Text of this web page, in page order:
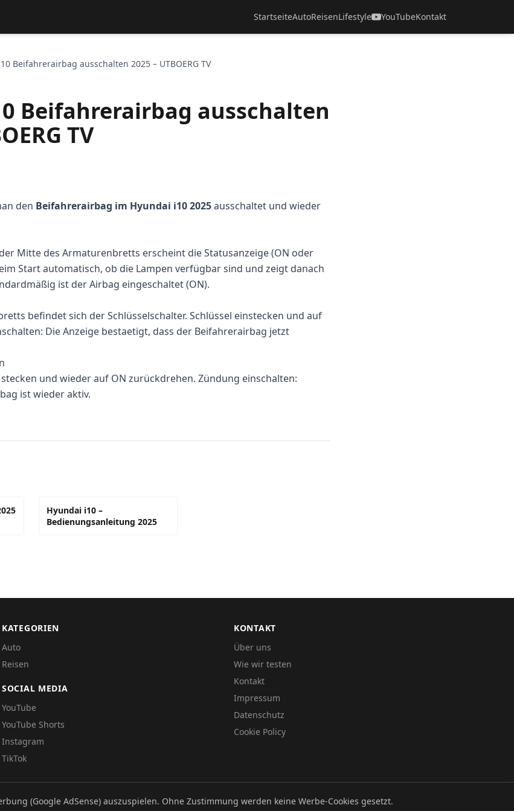
StartseiteAutoReisenLifestyle YouTubeKontakt
Beifahrerairbag ausschalten 2025 – UTBOERG TV
Beifahrerairbag ausschalten
TV
den Beifahrerairbag im Hyundai i10 2025ausschaltet und wieder
Mitte des Armaturenbretts erscheint die Statusanzeige (ON oder
Start automatisch, ob die Lampen verfügbar sind und zeigt danach
ist der Airbag eingeschaltet (ON).
befindet sich der Schlüsselschalter. Schlüssel einstecken und auf
Die Anzeige bestaetigt, dass der Beifahrerairbag jetzt
und wieder auf ON zurückdrehen. Zündung einschalten:
ist wieder aktiv.
Hyundai i10 –
Bedienungsanleitung 2025
KATEGORIEN
Auto
Reisen
SOCIAL MEDIA
YouTube
YouTube Shorts
Instagram
TikTok
KONTAKT
Über uns
Wie wir testen
Kontakt
Impressum
Datenschutz
Cookie Policy
DatenschutzImpressum
(Google AdSense) auszuspielen. Ohne Zustimmung werden keine Werbe-Cookies gesetzt.